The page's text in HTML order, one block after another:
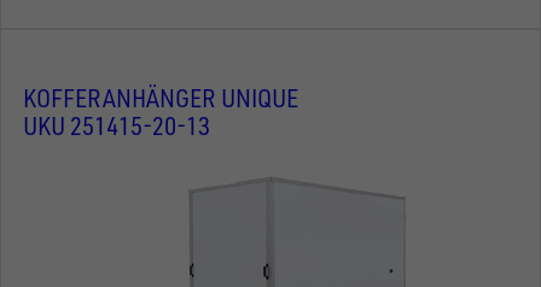
KOFFERANHÄNGER UNIQUE
UKU 251415-20-13